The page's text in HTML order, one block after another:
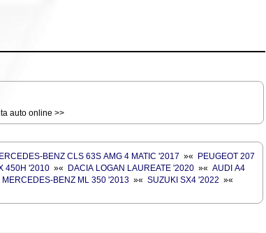
auto online >>
BENZ CLS 63S AMG 4 MATIC '2017 »« PEUGEOT 207
450H '2010 »« DACIA LOGAN LAUREATE '2020 »« AUDI A4
MERCEDES-BENZ ML 350 '2013 »« SUZUKI SX4 '2022 »«